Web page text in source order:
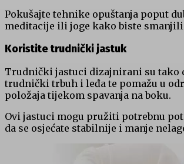
Pokušajte tehnike opuštanja poput
meditacije ili joge kako biste
Koristite trudnički jastuk
Trudnički jastuci dizajnirani su tako
trudnički trbuh i leđa te pomažu u
položaja tijekom spavanja na boku.
Ovi jastuci mogu pružiti potrebnu
da se osjećate stabilnije i manje